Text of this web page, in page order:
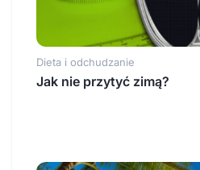
Dieta i odchudzanie
Jak nie przytyć zimą?